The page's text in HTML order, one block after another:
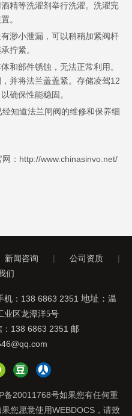
精等洗濯剂举行洗濯。洗濯完
。
渺小泄漏，可以稍稍加紧阀杆
拧紧。
和部件锈蚀，无法正常利用。
并将法兰盖盖紧。存储凌驾12
确保性能稳固。
知道法兰闸阀的维修和保养细
：http://www.chinasinvo.net/
新闻咨询 | 公司资质
|
们
机：138 6863 2351 地址： 温
业区龙潭洋5号
138 6863 2351 邮
备20011768号如果您有任何重
您愿意使用WEBDOCS，请致